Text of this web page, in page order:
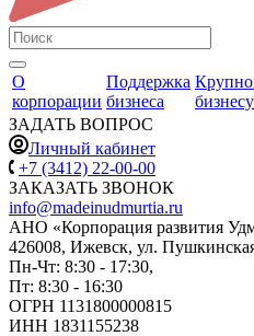
О
корпорации
Поддержка
бизнеса
бизнесу
ЗАДАТЬ ВОПРОС
Личный кабинет
+7 (3412) 22-00-00
ЗАКАЗАТЬ ЗВОНОК
info@madeinudmurtia.ru
АНО «Корпорация развития
426008, Ижевск, ул.
Пн-Чт: 8:30 - 17:30,
Пт: 8:30 - 16:30
ОГРН 1131800000815
ИНН 1831155238